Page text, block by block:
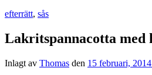
efterrätt, sås
Lakritspannacotta med
Inlagt av Thomas den 15 februari, 2014